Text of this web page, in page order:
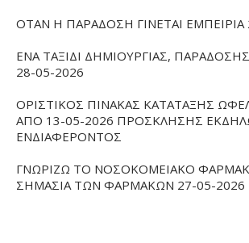
ΟΤΑΝ Η ΠΑΡΑΔΟΣΗ ΓΙΝΕΤΑΙ ΕΜΠΕΙΡΙΑ
ΕΝΑ ΤΑΞΙΔΙ ΔΗΜΙΟΥΡΓΙΑΣ,
28-05-2026
ΟΡΙΣΤΙΚΟΣ ΠΙΝΑΚΑΣ ΚΑΤΑΤΑΞΗΣ
ΑΠΟ 13-05-2026 ΠΡΟΣΚΛΗΣΗΣ
ΕΝΔΙΑΦΕΡΟΝΤΟΣ
ΓΝΩΡΙΖΩ ΤΟ ΝΟΣΟΚΟΜΕΙΑΚΟ
ΣΗΜΑΣΙΑ ΤΩΝ ΦΑΡΜΑΚΩΝ 27-05-2026